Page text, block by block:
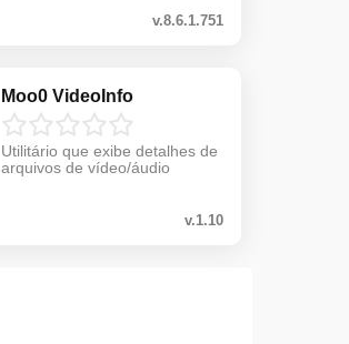
v.8.6.1.751
Moo0 VideoInfo
Utilitário que exibe detalhes de
arquivos de vídeo/áudio
v.1.10